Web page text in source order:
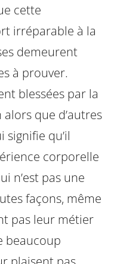
cette
irréparable à la
demeurent
à prouver.
blessées par la
que d’autres
qu’il
corporelle
n’est pas une
façons, même
pas leur métier
beaucoup